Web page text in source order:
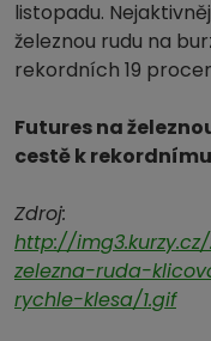
listopadu.
železnou rudu na
rekordních 19
Futures na
cestě k
Zdroj:
http://
zelezna-ruda-
rychle-klesa/1.gif